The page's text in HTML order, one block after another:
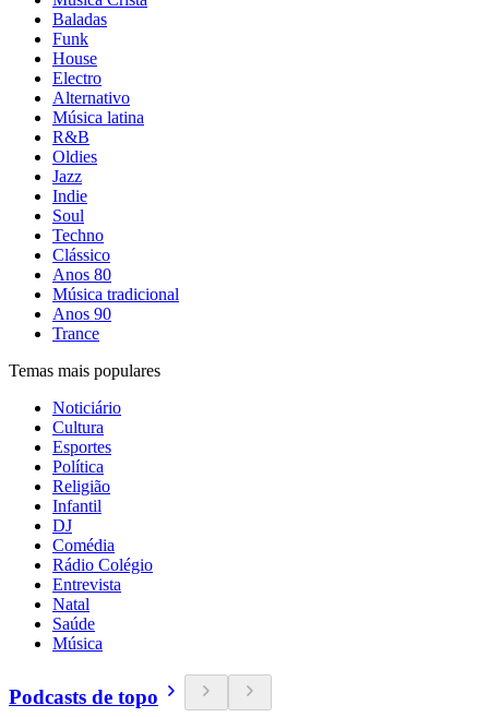
Baladas
Funk
House
Electro
Alternativo
Música latina
R&B
Oldies
Jazz
Indie
Soul
Techno
Clássico
Anos 80
Música tradicional
Anos 90
Trance
Temas mais populares
Noticiário
Cultura
Esportes
Política
Religião
Infantil
DJ
Comédia
Rádio Colégio
Entrevista
Natal
Saúde
Música
Podcasts de topo